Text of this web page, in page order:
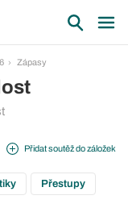
Zápasy
Přidat soutěž do záložek
Přestupy